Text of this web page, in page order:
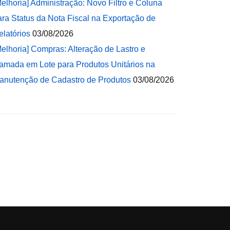
Administração: Novo Filtro e Coluna
Status da Nota Fiscal na Exportação de
03/08/2026
Compras: Alteração de Lastro e
em Lote para Produtos Unitários na
de Cadastro de Produtos 03/08/2026